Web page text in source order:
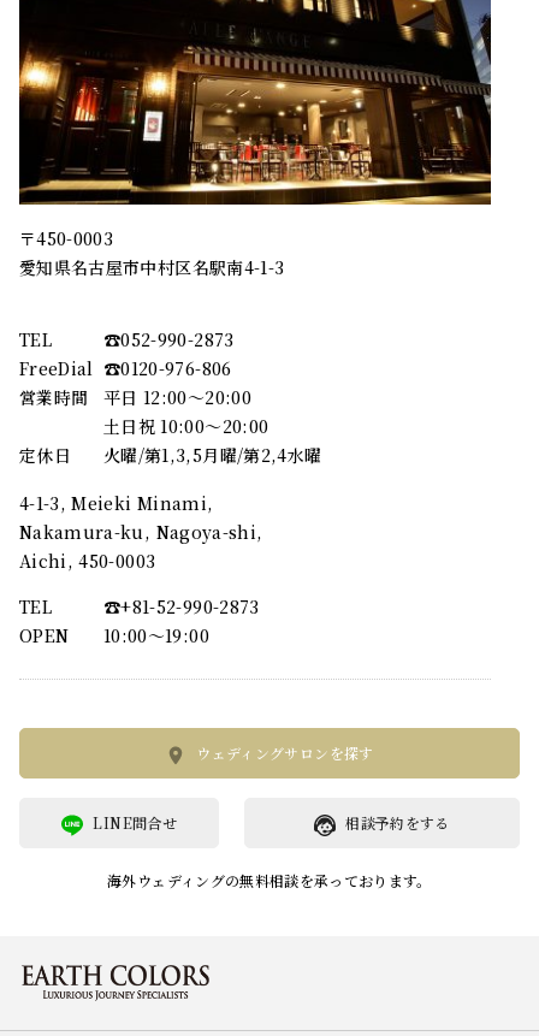
〒450-0003
愛知県名古屋市中村区名駅南4-1-3
TEL
☎︎052-990-2873
FreeDial ☎︎0120-976-806
営業時間
平日 12:00～20:00
土日祝 10:00～20:00
定休日
火曜/第1,3,5月曜/第2,4水曜
4-1-3, Meieki Minami,
Nakamura-ku, Nagoya-shi,
Aichi, 450-0003
TEL
☎︎+81-52-990-2873
OPEN
10:00〜19:00
ウェディングサロンを探す
相談予約をする
LINE問合せ
海外ウェディングの無料相談を承っております。